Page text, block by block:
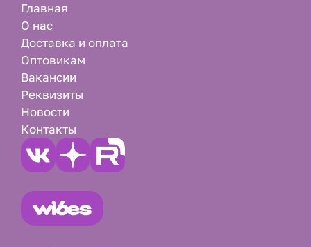
Главная
О нас
Доставка и оплата
Оптовикам
Вакансии
Реквизиты
Новости
Контакты